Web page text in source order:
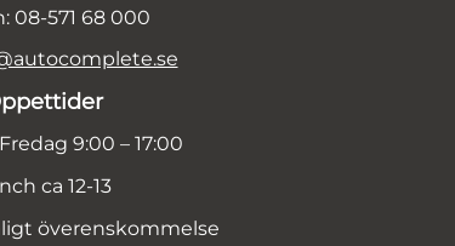
08-571 68 000
9:00 – 17:00
ca 12-13
överenskommelse